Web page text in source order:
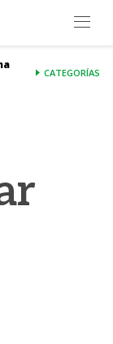
y Recicla
Open
CATEGORÍAS